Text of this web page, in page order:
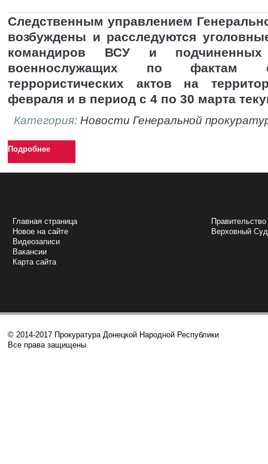
Следственным управлением
возбуждены и расследуются
командиров ВСУ и
военнослужащих по фактам
террористических актов на
февраля и в период с 4 по 30 марта
Категория: Новости Генеральной
Подробнее
Главная страница
Новое на сайте
Видеозаписи
Вакансии
Карта сайта
Верховный
© 2014-2017 Прокуратура Донецкой Народной Республики
Все права защищены